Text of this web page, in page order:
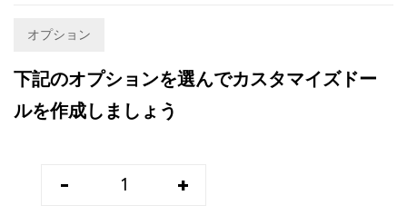
オプション
下記のオプションを選んでカスタマイズドー
ルを作成しましょう
- +